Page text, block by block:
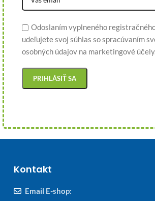
Odoslaním vyplneného
udeľujete svoj súhlas so spracúvaním
osobných údajov na marketingové účely.
Kontakt
Email E-shop: